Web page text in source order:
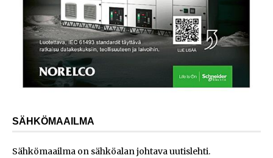
SÄHKÖMAAILMA
Sähkömaailma on sähköalan johtava uutislehti.